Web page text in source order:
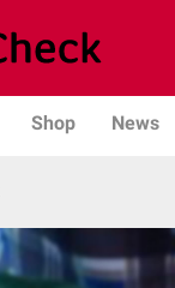
Shop News